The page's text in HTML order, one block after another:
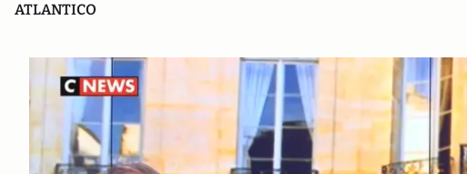
ATLANTICO